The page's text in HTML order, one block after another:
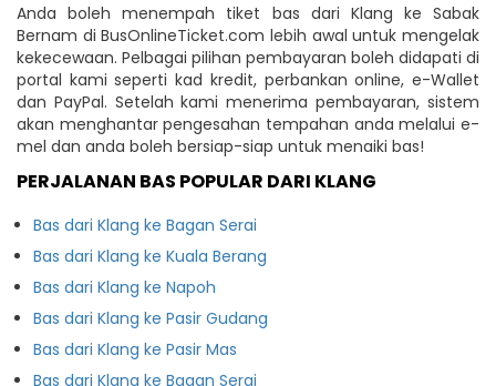
Anda boleh menempah tiket bas dari Klang ke Sabak
Bernam di BusOnlineTicket.com lebih awal untuk mengelak
kekecewaan. Pelbagai pilihan pembayaran boleh didapati di
portal kami seperti kad kredit, perbankan online, e-Wallet
dan PayPal. Setelah kami menerima pembayaran, sistem
akan menghantar pengesahan tempahan anda melalui e-
mel dan anda boleh bersiap-siap untuk menaiki bas!
PERJALANAN BAS POPULAR DARI KLANG
Bas dari Klang ke Bagan Serai
Bas dari Klang ke Kuala Berang
Bas dari Klang ke Napoh
Bas dari Klang ke Pasir Gudang
Bas dari Klang ke Pasir Mas
Bas dari Klang ke Bagan Serai